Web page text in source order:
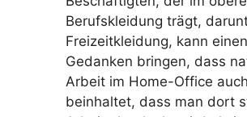
Berufskleidung trägt,
Freizeitkleidung, kann
Gedanken bringen, dass
Arbeit im Home-Office
beinhaltet, dass man dort